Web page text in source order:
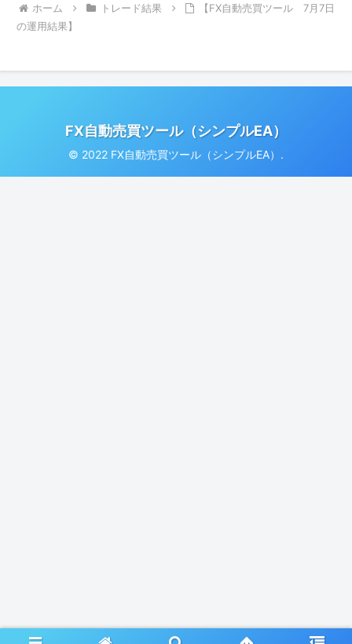
ホーム トレード結果
【FX自動売買ツール 7月7日
の運用結果】
FX自動売買ツール（シンプルEA）
© 2022 FX自動売買ツール（シンプルEA）.